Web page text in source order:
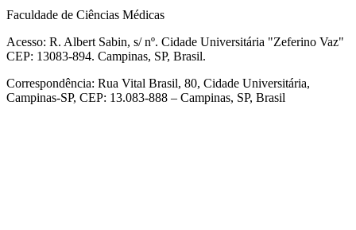
Faculdade de Ciências Médicas
Acesso: R. Albert Sabin, s/ nº. Cidade Universitária "Zeferino Vaz"
CEP: 13083-894. Campinas, SP, Brasil.
Correspondência: Rua Vital Brasil, 80, Cidade Universitária,
Campinas-SP, CEP: 13.083-888 – Campinas, SP, Brasil